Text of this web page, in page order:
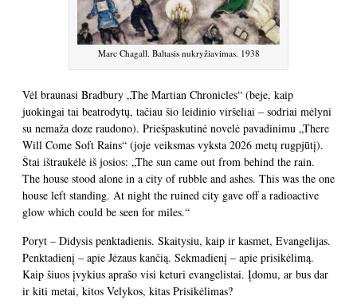
Marc Chagall. Baltasis nukryžiavimas. 1938
Vėl braunasi Bradbury „The Martian Chronicles“ (beje, kaip
juokingai tai beatrodytų, tačiau šio leidinio viršeliai – sodriai mėlyni
su nemaža doze raudono). Priešpaskutinė novelė pavadinimu „There
Will Come Soft Rains“ (joje veiksmas vyksta 2026 metų rugpjūtį).
Štai ištraukėlė iš josios: „The sun came out from behind the rain.
The house stood alone in a city of rubble and ashes. This was the one
house left standing. At night the ruined city gave off a radioactive
glow which could be seen for miles.“
Poryt – Didysis penktadienis. Skaitysiu, kaip ir kasmet, Evangelijas.
Penktadienį – apie Jėzaus kančią. Sekmadienį – apie prisikėlimą.
Kaip šiuos įvykius aprašo visi keturi evangelistai. Įdomu, ar bus dar
ir kiti metai, kitos Velykos, kitas Prisikėlimas?